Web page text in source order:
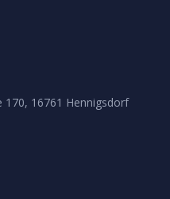
170, 16761 Hennigsdorf